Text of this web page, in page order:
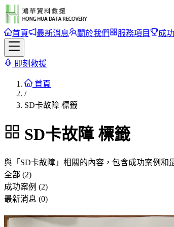
首頁 最新消息 關於我們 服務項目 成
即刻救援
首頁
/
SD卡故障 標籤
SD卡故障 標籤
與「 SD卡故障 」相關的內容，包含成功案例和
全部 (2)
成功案例 (2)
最新消息 (0)